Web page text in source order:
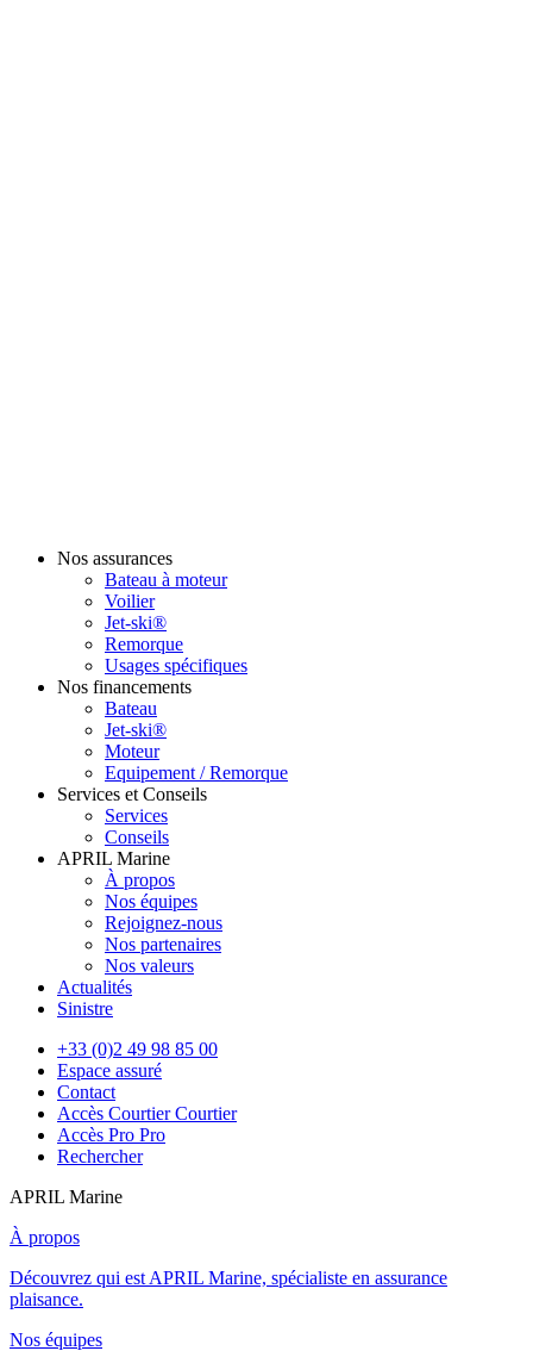
Nos assurances
Bateau à moteur
Voilier
Jet-ski®
Remorque
Usages spécifiques
Nos financements
Bateau
Jet-ski®
Moteur
Equipement / Remorque
Services et Conseils
Services
Conseils
APRIL Marine
À propos
Nos équipes
Rejoignez-nous
Nos partenaires
Nos valeurs
Actualités
Sinistre
+33 (0)2 49 98 85 00
Espace assuré
Contact
Accès Courtier Courtier
Accès Pro Pro
Rechercher
APRIL Marine
À propos
Découvrez qui est APRIL Marine, spécialiste en assurance
plaisance.
Nos équipes